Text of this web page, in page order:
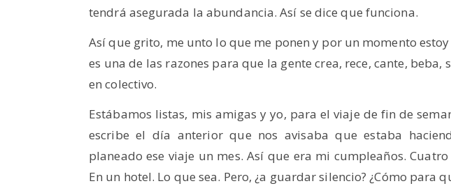
tendrá asegurada la abundancia. Así se dice que funciona.
Así que grito, me unto lo que me ponen y por un momento
es una de las razones para que la gente crea, rece, cante, beba,
en colectivo.
Estábamos listas, mis amigas y yo, para el viaje de fin de
escribe el día anterior que nos avisaba que estaba
planeado ese viaje un mes. Así que era mi cumpleaños.
En un hotel. Lo que sea. Pero, ¿a guardar silencio? ¿Cómo para